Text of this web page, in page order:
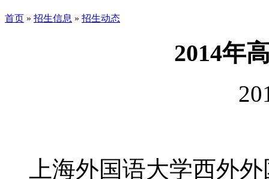
首页 » 招生信息 » 招生动态
2014年
上海外国语大学西外外